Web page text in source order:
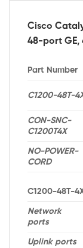
Cisco
48-port GE,
Part Number
C1200-48T-
CON-SNC-
C1200T4X
NO-POWER-
CORD
C1200-48T-
Network
ports
Uplink ports